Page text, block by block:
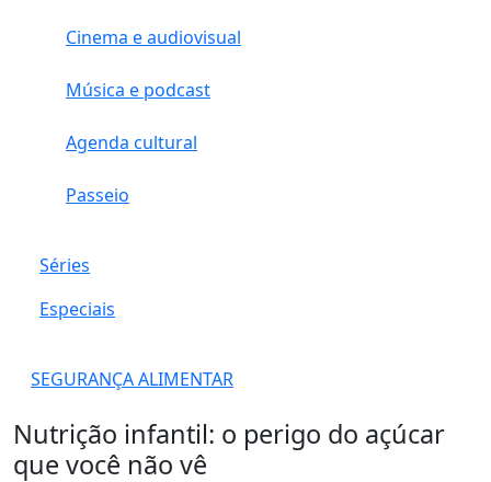
Cinema e audiovisual
Música e podcast
Agenda cultural
Passeio
Séries
Especiais
SEGURANÇA ALIMENTAR
Nutrição infantil: o perigo do açúcar
que você não vê